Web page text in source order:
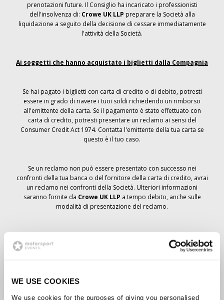
WE USE COOKIES
We use cookies for the purposes of giving you personalised
prenotazioni future. Il Consiglio ha incaricato i professionisti
dell'insolvenza di: Crowe UK LLP preparare la Società alla
liquidazione a seguito della decisione di cessare immediatamente
l'attività della Società.
Ai soggetti che hanno acquistato i biglietti dalla Compagnia
Se hai pagato i biglietti con carta di credito o di debito, potresti
essere in grado di riavere i tuoi soldi richiedendo un rimborso
all'emittente della carta. Se il pagamento è stato effettuato con
carta di credito, potresti presentare un reclamo ai sensi del
Consumer Credit Act 1974. Contatta l'emittente della tua carta se
questo è il tuo caso.
Se un reclamo non può essere presentato con successo nei
confronti della tua banca o del fornitore della carta di credito, avrai
un reclamo nei confronti della Società. Ulteriori informazioni
saranno fornite da Crowe UK LLP a tempo debito, anche sulle
modalità di presentazione del reclamo.
del biglietto, la prenotazione non è stata cancellata e si prevede
che riceverai i biglietti ordinati a tempo debito. La direzione della